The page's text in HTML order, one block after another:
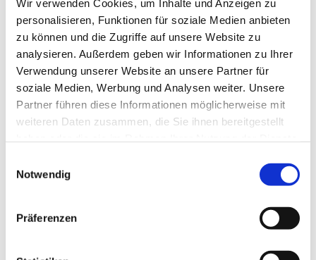
Wir verwenden Cookies, um Inhalte und Anzeigen zu
personalisieren, Funktionen für soziale Medien anbieten
zu können und die Zugriffe auf unsere Website zu
analysieren. Außerdem geben wir Informationen zu Ihrer
Verwendung unserer Website an unsere Partner für
soziale Medien, Werbung und Analysen weiter. Unsere
Partner führen diese Informationen möglicherweise mit
weiteren Daten zusammen, die Sie ihnen bereitgestellt
Notwendig
Präferenzen
Sonntag, 29. November 2026,
10:00 Uhr
Johanneskirche, Südwall 1, 46282
Dorsten